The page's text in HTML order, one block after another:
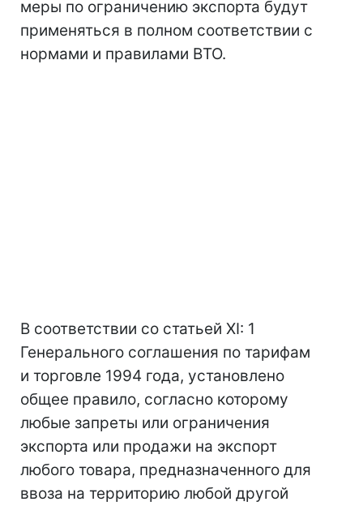
меры по ограничению экспорта будут
применяться в полном соответствии с
нормами и правилами ВТО.
В соответствии со статьей ХІ: 1
Генерального соглашения по тарифам
и торговле 1994 года, установлено
общее правило, согласно которому
любые запреты или ограничения
экспорта или продажи на экспорт
любого товара, предназначенного для
ввоза на территорию любой другой